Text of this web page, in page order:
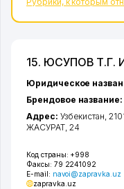
15. ЮСУПОВ Т.Г.
Код страны: +998
Факсы: 79 2241092
E-mail: navoi@zapravka.uz
zapravka.uz
Юридическое
Брендовое название:
Адрес: Узбекистан,
ЖАСУРАТ, 24